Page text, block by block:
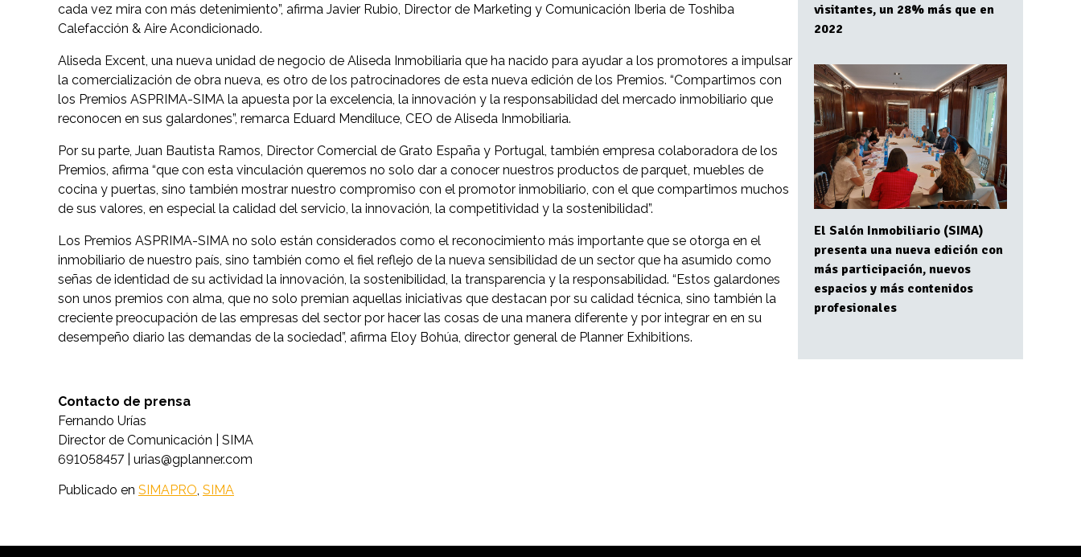
cada vez mira con más detenimiento”, afirma Javier Rubio, Director de Marketing y Comunicación Iberia de Toshiba
Calefacción & Aire Acondicionado.
Aliseda Excent, una nueva unidad de negocio de Aliseda Inmobiliaria que ha nacido para ayudar a los promotores a impulsar
la comercialización de obra nueva, es otro de los patrocinadores de esta nueva edición de los Premios. “Compartimos con
los Premios ASPRIMA-SIMA la apuesta por la excelencia, la innovación y la responsabilidad del mercado inmobiliario que
reconocen en sus galardones”, remarca Eduard Mendiluce, CEO de Aliseda Inmobiliaria.
Por su parte, Juan Bautista Ramos, Director Comercial de Grato España y Portugal, también empresa colaboradora de los
Premios, afirma “que con esta vinculación queremos no solo dar a conocer nuestros productos de parquet, muebles de
cocina y puertas, sino también mostrar nuestro compromiso con el promotor inmobiliario, con el que compartimos muchos
de sus valores, en especial la calidad del servicio, la innovación, la competitividad y la sostenibilidad”.
Los Premios ASPRIMA-SIMA no solo están considerados como el reconocimiento más importante que se otorga en el
inmobiliario de nuestro país, sino también como el fiel reflejo de la nueva sensibilidad de un sector que ha asumido como
señas de identidad de su actividad la innovación, la sostenibilidad, la transparencia y la responsabilidad. “Estos galardones
son unos premios con alma, que no solo premian aquellas iniciativas que destacan por su calidad técnica, sino también la
creciente preocupación de las empresas del sector por hacer las cosas de una manera diferente y por integrar en en su
desempeño diario las demandas de la sociedad”, afirma Eloy Bohúa, director general de Planner Exhibitions.
Contacto de prensa
Fernando Urías
Director de Comunicación | SIMA
691058457 | urias@gplanner.com
Publicado en SIMAPRO SIMA
visitantes, un 28% más que en
2022
El Salón Inmobiliario (SIMA)
presenta una nueva edición con
más participación, nuevos
espacios y más contenidos
profesionales